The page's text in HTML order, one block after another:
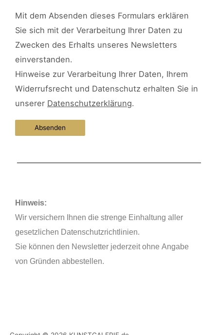
Mit dem Absenden dieses Formulars erklären
Sie sich mit der Verarbeitung Ihrer Daten zu
Zwecken des Erhalts unseres Newsletters
einverstanden.
Hinweise zur Verarbeitung Ihrer Daten, Ihrem
Widerrufsrecht und Datenschutz erhalten Sie in
unserer Datenschutzerklärung.
Hinweis:
Wir versichern Ihnen die strenge Einhaltung aller
gesetzlichen Datenschutzrichtlinien.
Sie können den Newsletter jederzeit ohne Angabe
von Gründen abbestellen.